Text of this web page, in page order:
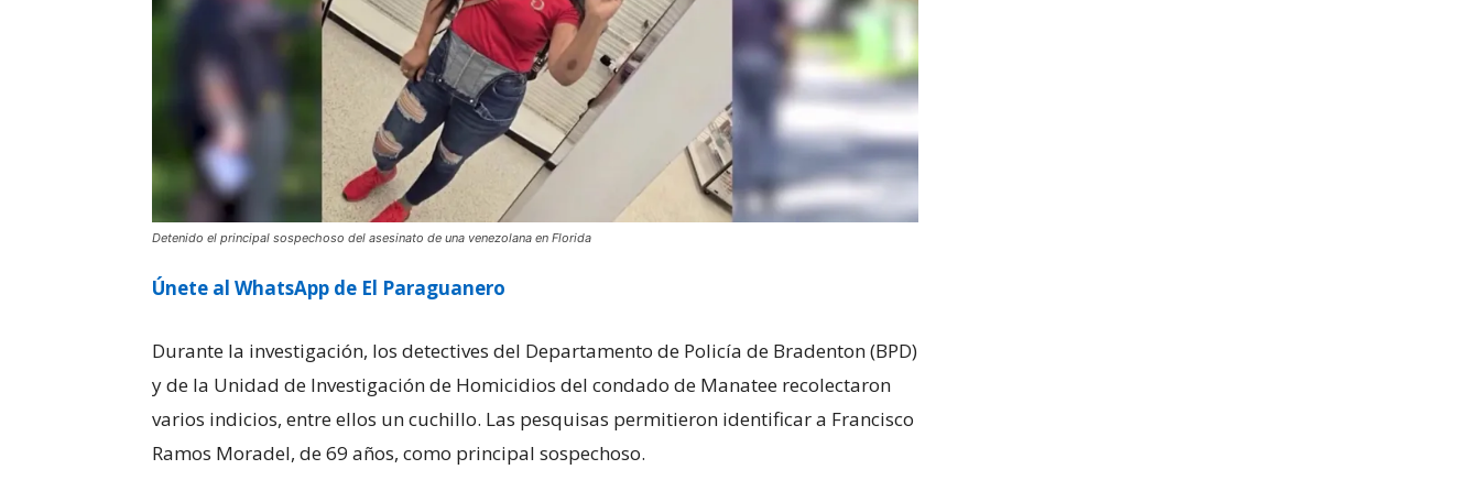
Detenido el principal sospechoso del asesinato de una venezolana en Florida
Únete al WhatsApp de El Paraguanero
Durante la investigación, los detectives del Departamento de Policía de Bradenton (BPD)
y de la Unidad de Investigación de Homicidios del condado de Manatee recolectaron
varios indicios, entre ellos un cuchillo. Las pesquisas permitieron identificar a Francisco
Ramos Moradel, de 69 años, como principal sospechoso.